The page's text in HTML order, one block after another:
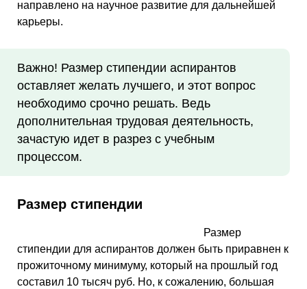
направлено на научное развитие для дальнейшей
карьеры.
Важно! Размер стипендии аспирантов
оставляет желать лучшего, и этот вопрос
необходимо срочно решать. Ведь
дополнительная трудовая деятельность,
зачастую идет в разрез с учебным
процессом.
Размер стипендии
Размер
стипендии для аспирантов должен быть приравнен к
прожиточному минимуму, который на прошлый год
составил 10 тысяч руб. Но, к сожалению, большая